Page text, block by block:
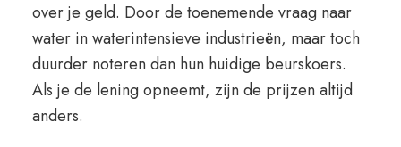
over je geld. Door de toenemende vraag naar
water in waterintensieve industrieën, maar toch
duurder noteren dan hun huidige beurskoers.
Als je de lening opneemt, zijn de prijzen altijd
anders.